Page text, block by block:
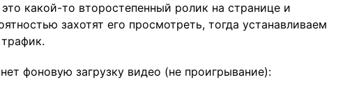
какой-то второстепенный ролик на странице и
захотят его просмотреть, тогда устанавливаем
фоновую загрузку видео (не проигрывание):